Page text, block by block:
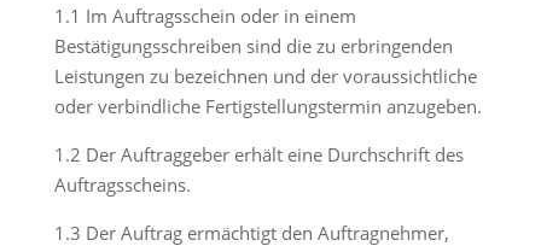
1.1 Im Auftragsschein oder in einem
Bestätigungsschreiben sind die zu erbringenden
Leistungen zu bezeichnen und der voraussichtliche
oder verbindliche Fertigstellungstermin anzugeben.
1.2 Der Auftraggeber erhält eine Durchschrift des
Auftragsscheins.
1.3 Der Auftrag ermächtigt den Auftragnehmer,